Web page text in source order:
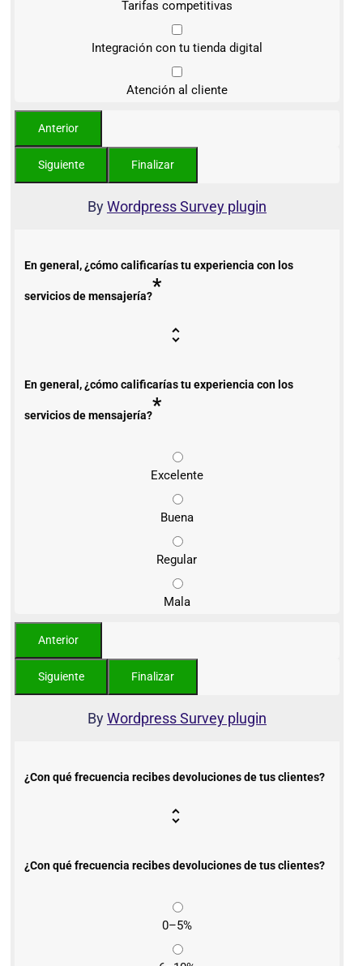
Tarifas competitivas
Integración con tu tienda digital
Atención al cliente
ByWordpress Survey plugin
En general, ¿cómo calificarías tu experiencia con los
servicios de mensajería?*
En general, ¿cómo calificarías tu experiencia con los
servicios de mensajería?*
Excelente
Buena
Regular
Mala
ByWordpress Survey plugin
¿Con qué frecuencia recibes devoluciones de tus clientes?
¿Con qué frecuencia recibes devoluciones de tus clientes?
0–5%